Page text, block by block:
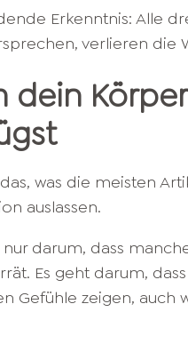
Erkenntnis: Alle
verlieren die
dein
was die meisten
auslassen.
nur darum, dass
Es geht darum,
Gefühle zeigen, auch